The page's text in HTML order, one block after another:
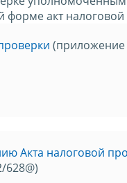
форме акт
Акта налоговой